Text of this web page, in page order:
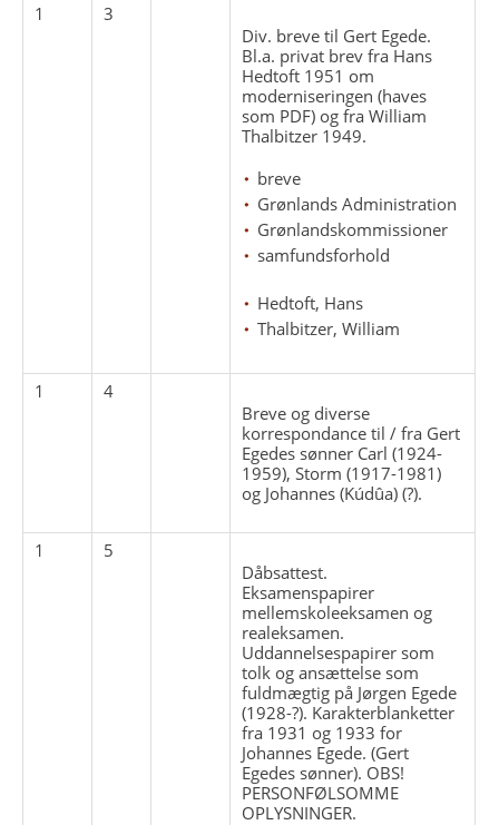
1
3
Div. breve til Gert Egede.
Bl.a. privat brev fra Hans
Hedtoft 1951 om
moderniseringen (haves
som PDF) og fra William
Thalbitzer 1949.
breve
Grønlands Administration
Grønlandskommissioner
samfundsforhold
Hedtoft, Hans
Thalbitzer, William
1
4
Breve og diverse
korrespondance til / fra Gert
Egedes sønner Carl (1924-
1959), Storm (1917-1981)
og Johannes (Kúdûa) (?).
1
5
Dåbsattest.
Eksamenspapirer
mellemskoleeksamen og
realeksamen.
Uddannelsespapirer som
tolk og ansættelse som
fuldmægtig på Jørgen Egede
(1928-?). Karakterblanketter
fra 1931 og 1933 for
Johannes Egede. (Gert
Egedes sønner). OBS!
PERSONFØLSOMME
OPLYSNINGER.